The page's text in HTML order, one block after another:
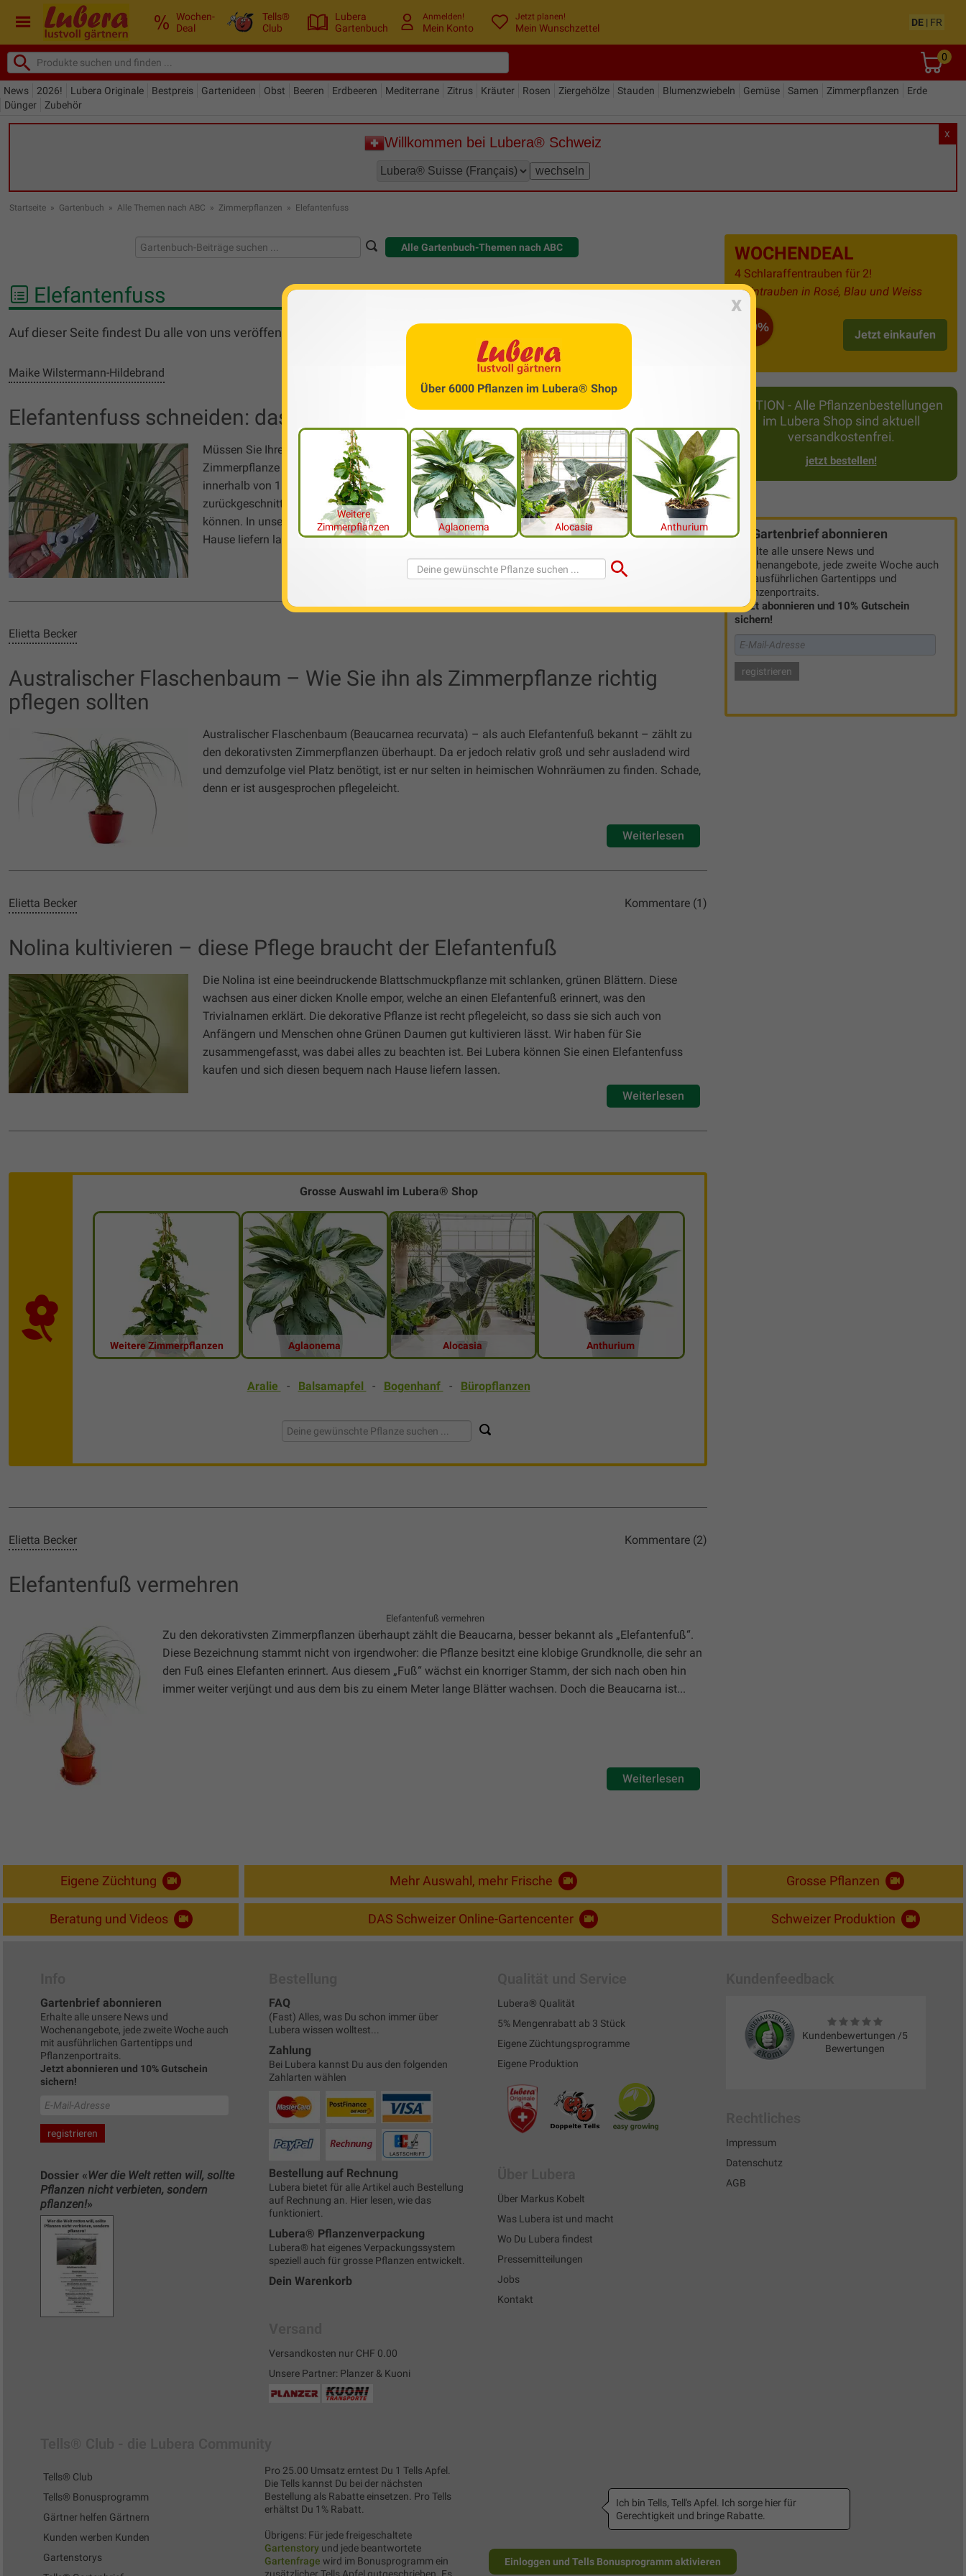
Wochen-
Deal
Tells®
Club
Lubera
Gartenbuch
Anmelden!
Mein Konto
Jetzt planen!
Mein Wunschzettel
DE | FR
0
News 2026! Lubera Originale Bestpreis Gartenideen Obst Beeren Erdbeeren Mediterrane Zitrus Kräuter Rosen Ziergehölze Stauden Blumenzwiebeln Gemüse Samen Zimmerpflanzen
Erde
Dünger
Zubehör
X
Willkommen bei Lubera® Schweiz
Startseite » Gartenbuch » Alle Themen nach ABC » Zimmerpflanzen » Elefantenfuss
WOCHENDEAL
4 Schlaraffentrauben für 2!
Weintrauben in Rosé, Blau und Weiss
-50%
Jetzt einkaufen
AKTION - Alle Pflanzenbestellungen
im Lubera Shop sind aktuell
versandkostenfrei.
jetzt bestellen!
Gartenbrief abonnieren
Erhalte alle unsere News und
Wochenangebote, jede zweite Woche auch
mit ausführlichen Gartentipps und
Pflanzenportraits.
Jetzt abonnieren und 10% Gutschein
sichern!
Alle Gartenbuch-Themen nach ABC
Elefantenfuss
Auf dieser Seite findest Du alle von uns veröffentlichten Artikel und Informationen zum Thema «Elefantenfuss»
Maike Wilstermann-Hildebrand
Elefantenfuss schneiden: das müssen Sie beachten
Müssen Sie Ihren Elefantenfuss schneiden? Der Elefantenfuss (Beaucarnea recurvata) wächst als
Zimmerpflanze langsam, aber stetig. Gut gepflegte Exemplare erreichen aus Samen gezogen
innerhalb von 15 bis 20 Jahren eine Höhe von über 2 Metern. Wird ein Baum zu gross, kann er
zurückgeschnitten werden. Wir erklären Ihnen, wie und wann Sie einen Elefantenfuss schneiden
können. In unserem Gartenshop können Sie einen Elefantenfuss kaufen und diesen zu sich nach
Hause liefern lassen.
Weiterlesen
Elietta Becker
Australischer Flaschenbaum – Wie Sie ihn als Zimmerpflanze richtig
pflegen sollten
Australischer Flaschenbaum (Beaucarnea recurvata) – als auch Elefantenfuß bekannt – zählt zu
den dekorativsten Zimmerpflanzen überhaupt. Da er jedoch relativ groß und sehr ausladend wird
und demzufolge viel Platz benötigt, ist er nur selten in heimischen Wohnräumen zu finden. Schade,
denn er ist ausgesprochen pflegeleicht.
Weiterlesen
Elietta Becker Kommentare (1)
Nolina kultivieren – diese Pflege braucht der Elefantenfuß
Die Nolina ist eine beeindruckende Blattschmuckpflanze mit schlanken, grünen Blättern. Diese
wachsen aus einer dicken Knolle empor, welche an einen Elefantenfuß erinnert, was den
Trivialnamen erklärt. Die dekorative Pflanze ist recht pflegeleicht, so dass sie sich auch von
Anfängern und Menschen ohne Grünen Daumen gut kultivieren lässt. Wir haben für Sie
zusammengefasst, was dabei alles zu beachten ist. Bei Lubera können Sie einen Elefantenfuss
kaufen und sich diesen bequem nach Hause liefern lassen.
Weiterlesen
Grosse Auswahl im Lubera® Shop
Weitere Zimmerpflanzen Aglaonema Alocasia Anthurium
Aralie - Balsamapfel - Bogenhanf - Büropflanzen
Elietta Becker Kommentare (2)
Elefantenfuß vermehren
Elefantenfuß vermehren
Zu den dekorativsten Zimmerpflanzen überhaupt zählt die Beaucarna, besser bekannt als „Elefantenfuß“.
Diese Bezeichnung stammt nicht von irgendwoher: die Pflanze besitzt eine klobige Grundknolle, die sehr an
den Fuß eines Elefanten erinnert. Aus diesem „Fuß“ wächst ein knorriger Stamm, der sich nach oben hin
immer weiter verjüngt und aus dem bis zu einem Meter lange Blätter wachsen. Doch die Beaucarna ist...
Weiterlesen
Eigene Züchtung Mehr Auswahl, mehr Frische Grosse Pflanzen
Beratung und Videos DAS Schweizer Online-Gartencenter Schweizer Produktion
Gartenbrief abonnieren
Erhalte alle unsere News und
Wochenangebote, jede zweite Woche auch
mit ausführlichen Gartentipps und
Pflanzenportraits.
Jetzt abonnieren und 10% Gutschein
sichern!
Dossier «Wer die Welt retten will, sollte
Pflanzen nicht verbieten, sondern
pflanzen!»
FAQ
(Fast) Alles, was Du schon immer über
Lubera wissen wolltest...
Zahlung
Bei Lubera kannst Du aus den folgenden
Zahlarten wählen
Bestellung auf Rechnung
Lubera bietet für alle Artikel auch Bestellung
auf Rechnung an. Hier lesen, wie das
funktioniert.
Lubera® Pflanzenverpackung
Lubera® hat eigenes Verpackungssystem
speziell auch für grosse Pflanzen entwickelt.
Dein Warenkorb
Versandkosten nur CHF 0.00
Unsere Partner: Planzer & Kuoni
Lubera® Qualität
5% Mengenrabatt ab 3 Stück
Eigene Züchtungsprogramme
Eigene Produktion
Über Markus Kobelt
Was Lubera ist und macht
Wo Du Lubera findest
Pressemitteilungen
Jobs
Kontakt
Kundenbewertungen /5
Bewertungen
Impressum
Datenschutz
AGB
Tells® Club
Tells® Bonusprogramm
Gärtner helfen Gärtnern
Kunden werben Kunden
Gartenstorys
Pro 25.00 Umsatz erntest Du 1 Tells Apfel.
Die Tells kannst Du bei der nächsten
Bestellung als Rabatte einsetzen. Pro Tells
erhältst Du 1% Rabatt.
Übrigens: Für jede freigeschaltete
Gartenstory und jede beantwortete
Gartenfrage wird im Bonusprogramm ein
zusätzlicher Tells Apfel gutgeschrieben. Es
Ich bin Tells, Tell's Apfel. Ich sorge hier für
Gerechtigkeit und bringe Rabatte.
Einloggen und Tells Bonusprogramm aktivieren
x
Über 6000 Pflanzen im Lubera® Shop
Weitere
Zimmerpflanzen
Aglaonema Alocasia Anthurium